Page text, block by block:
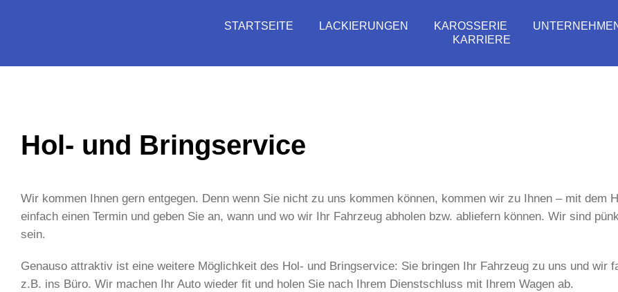
STARTSEITE LACKIERUNGEN KAROSSERIE
KARRIERE
Hol- und Bringservice
Wir kommen Ihnen gern entgegen. Denn wenn Sie nicht zu uns kommen können, kommen wir zu Ihnen – mit dem
einfach einen Termin und geben Sie an, wann und wo wir Ihr Fahrzeug abholen bzw. abliefern können. Wir sind
sein.
Genauso attraktiv ist eine weitere Möglichkeit des Hol- und Bringservice: Sie bringen Ihr Fahrzeug zu uns und wir
z.B. ins Büro. Wir machen Ihr Auto wieder fit und holen Sie nach Ihrem Dienstschluss mit Ihrem Wagen ab.